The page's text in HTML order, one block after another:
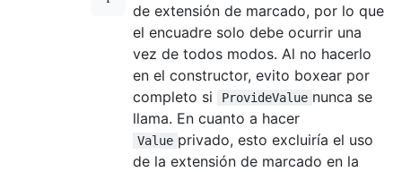
de extensión de marcado, por lo que
el encuadre solo debe ocurrir una
vez de todos modos. Al no hacerlo
en el constructor, evito boxear por
completo si
ProvideValue nunca se
llama. En cuanto a hacer
Value privado, esto excluiría el uso
de la extensión de marcado en la